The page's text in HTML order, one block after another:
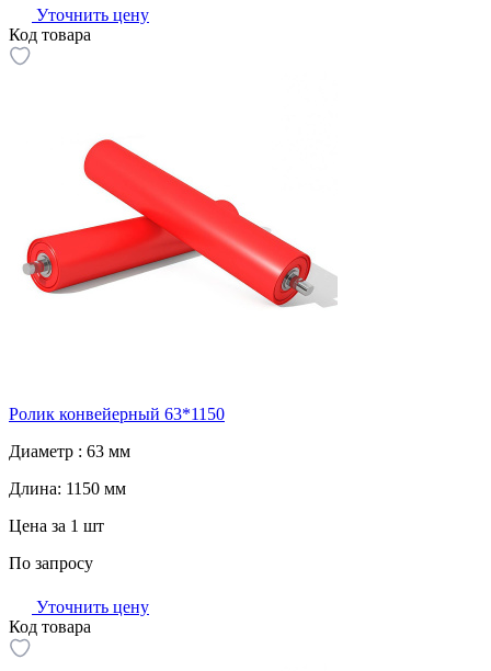
Уточнить цену
Код товара
Ролик конвейерный 63*1150
Диаметр : 63 мм
Длина: 1150 мм
Цена за 1 шт
По запросу
Уточнить цену
Код товара